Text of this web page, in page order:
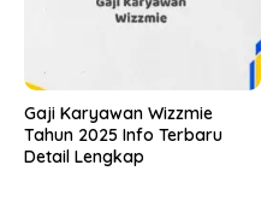
Gaji Karyawan Wizzmie
Tahun 2025 Info Terbaru
Detail Lengkap